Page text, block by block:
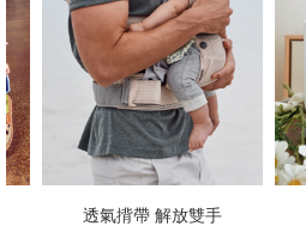
美型家電 哺育好幫手